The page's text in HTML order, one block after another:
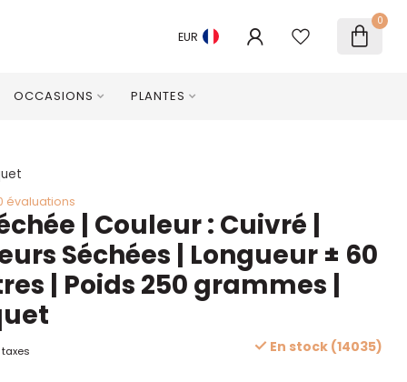
EUR
0
OCCASIONS PLANTES
évaluations
| Couleur : Cuivré |
Séchées | Longueur ± 60
| Poids 250 grammes |
En stock (14035)